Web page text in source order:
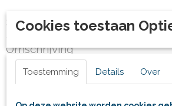
Specificaties
10680
Bruto gewicht
Omschrijving
Verkrijgbaar in een standaard
(inclusief pvc handgrip)
Word geleverd per paar
Cookies toestaan
Toestemming Details Over